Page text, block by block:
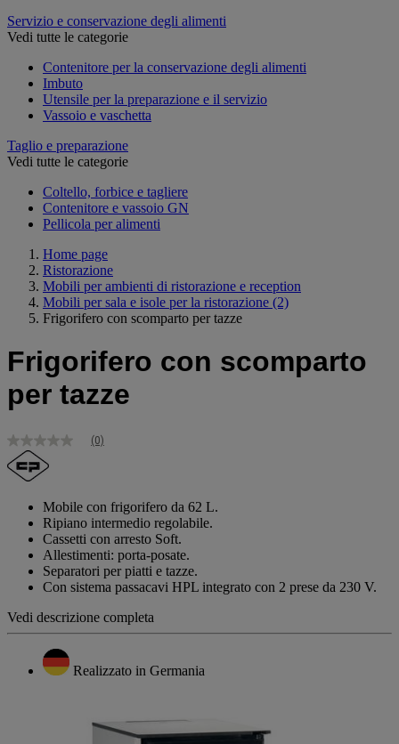
Servizio e conservazione degli alimenti
Vedi tutte le categorie
Contenitore per la conservazione degli alimenti
Imbuto
Utensile per la preparazione e il servizio
Vassoio e vaschetta
Taglio e preparazione
Vedi tutte le categorie
Coltello, forbice e tagliere
Contenitore e vassoio GN
Pellicola per alimenti
Home page
Ristorazione
Mobili per ambienti di ristorazione e reception
Mobili per sala e isole per la ristorazione (2)
Frigorifero con scomparto per tazze
Frigorifero con scomparto
per tazze
Nessuna
valutazione
Stesso
pagina.
(0)
Mobile con frigorifero da 62 L.
Ripiano intermedio regolabile.
Cassetti con arresto Soft.
Allestimenti: porta-posate.
Separatori per piatti e tazze.
Con sistema passacavi HPL integrato con 2 prese da 230 V.
Vedi descrizione completa
Realizzato in Germania